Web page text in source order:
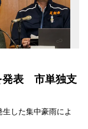
発表 市単独支
した集中豪雨によ